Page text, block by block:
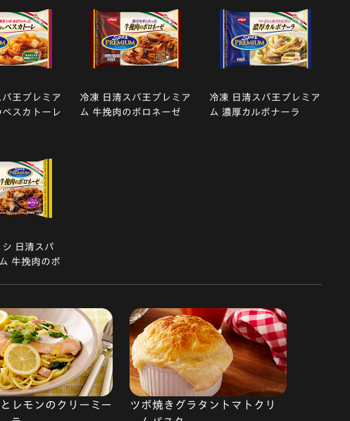
王プレミア
ペスカトーレ
冷凍 日清スパ王プレミア
ム 牛挽肉のボロネーゼ
冷凍 日清スパ王プレミア
ム 濃厚カルボナーラ
日清スパ
牛挽肉のボ
レモンのクリーミー
ツボ焼きグラタントマトクリ